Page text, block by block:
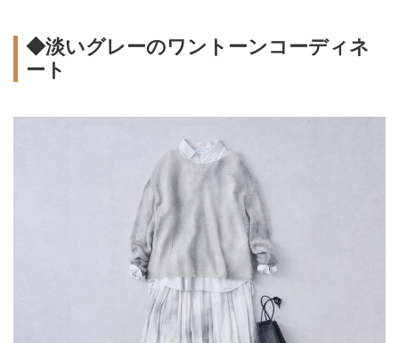
◆淡いグレーのワントーンコーディネ
ート